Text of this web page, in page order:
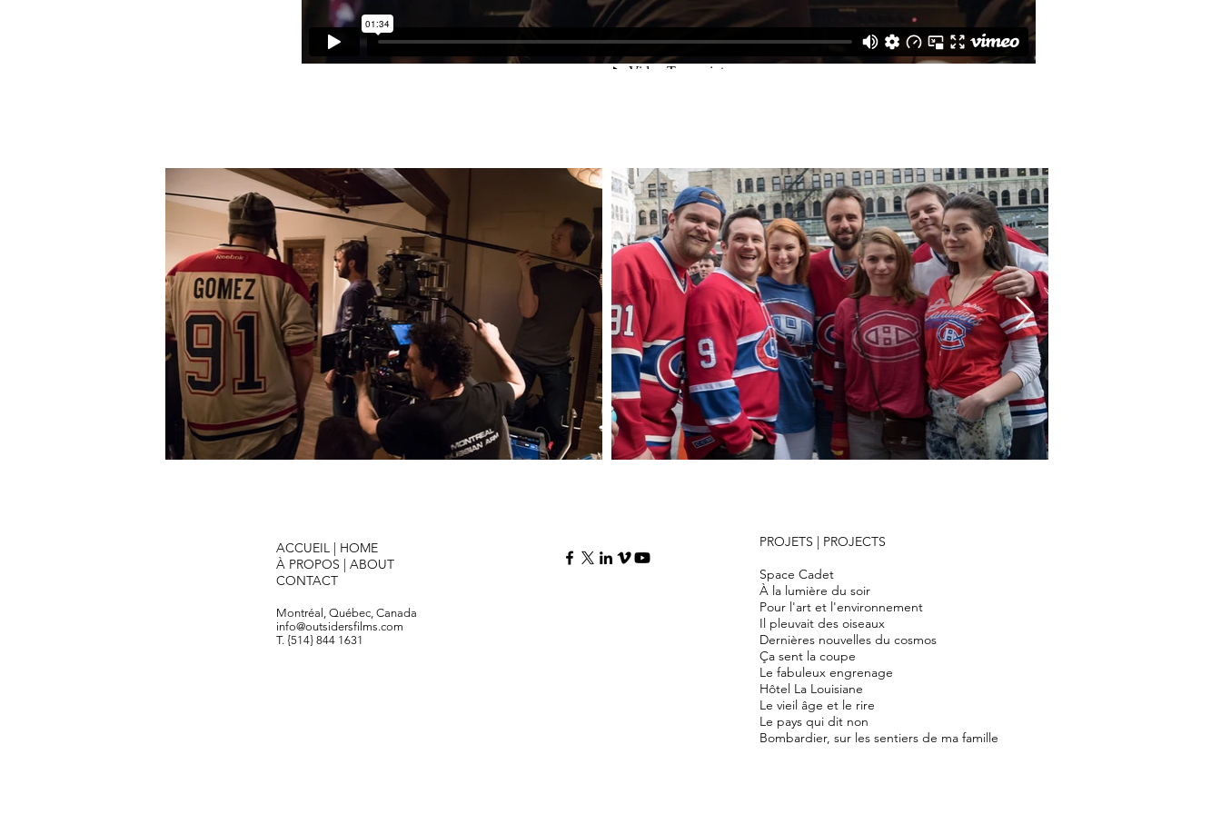
ACCUEIL | HOME
À PROPOS | ABOUT
CONTACT
Montréal, Québec, Canada
info@outsidersfilms.com
T. {514} 844 1631
PROJETS | PROJECTS
Space Cadet
À la lumière du soir
Pour l'art et l'environnement
Il pleuvait des oiseaux
Dernières nouvelles du cosmos
Ça sent la coupe
Le fabuleux engrenage
Hôtel La Louisiane
Le vieil âge et le rire
Le pays qui dit non
Bombardier, sur les sentiers de ma famille